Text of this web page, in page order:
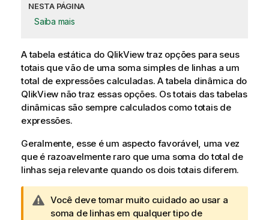
NESTA PÁGINA
Saiba mais
A tabela estática do QlikViewtraz opções para seus
totais que vão de uma soma simples de linhas a um
total de expressões calculadas. A tabela dinâmica do
QlikView não traz essas opções. Os totais das tabelas
dinâmicas são sempre calculados como totais de
expressões.
Geralmente, esse é um aspecto favorável, uma vez
que é razoavelmente raro que uma soma do total de
linhas seja relevante quando os dois totais diferem.
N
o
Você deve tomar muito cuidado ao usar a
soma de linhas em qualquer tipo de